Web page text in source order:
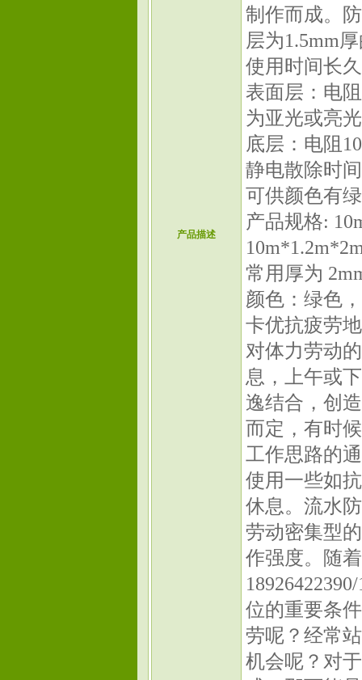
产品描述
制作而成。
层为1.5mm
使用时间长
表面层：电
为亚光或亮光
底层：电阻
静电散除时
可供颜色有
产品规格:
常用厚为
颜色：绿色
卡优抗疲劳
对体力劳动
息，上午或
逸结合，创
而定，有时
工作思路的
使用一些如
休息。流水
劳动密集型
作强度。随
位的重要条
劳呢？经常
机会呢？对